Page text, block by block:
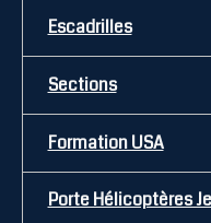
Escadrilles
Sections
Formation USA
Porte Hélicoptères